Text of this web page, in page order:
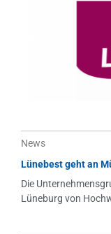
News
Lünebest geht an
Die
Lüneburg von